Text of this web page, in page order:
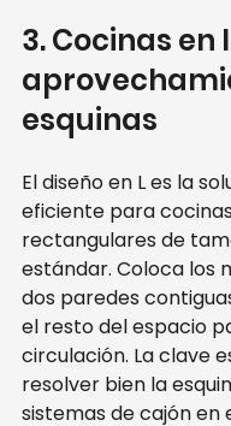
3. Cocinas en
esquinas
El diseño en L es la
eficiente para cocinas
rectangulares de
estándar. Coloca los
dos paredes
el resto del espacio
circulación. La clave
resolver bien la
sistemas de cajón en